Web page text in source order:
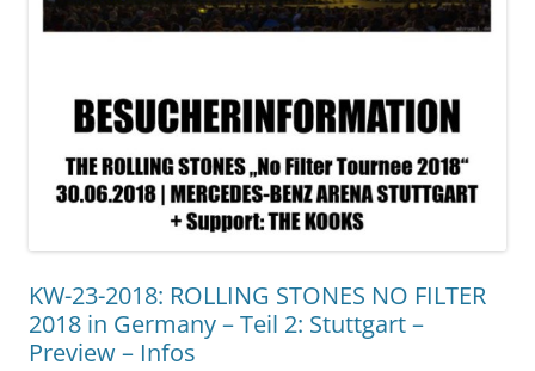
KW-23-2018: ROLLING STONES NO FILTER
2018 in Germany – Teil 2: Stuttgart –
Preview – Infos